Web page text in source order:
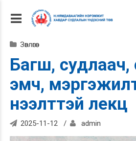
Зөвлөгөө
Багш, судлаач,
эмч,
нээлттэй лекц
2025-11-12 admin